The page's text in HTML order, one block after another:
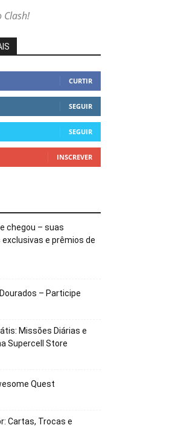
Clash!
CURTIR
SEGUIR
SEGUIR
INSCREVER
chegou – suas
e prêmios de
– Participe
Missões Diárias e
Supercell Store
Quest
Cartas, Trocas e